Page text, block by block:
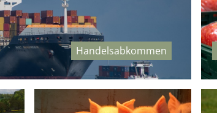
Handelsabkommen